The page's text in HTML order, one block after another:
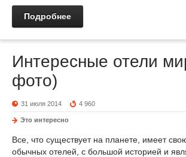
Подробнее
Интересные отели
фото)
31 июля 2014 4 960
Это интересно
Все, что существует на планете, имеет
обычных отелей, с большой историей и